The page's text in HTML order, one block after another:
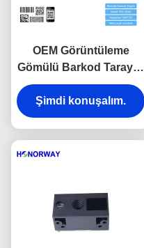
OEM Görüntüleme
Gömülü Barkod Tarayıcı
Motoru QR Barkod
Tarama Motoru Parlama
Önleyici
Şimdi konuşalım.